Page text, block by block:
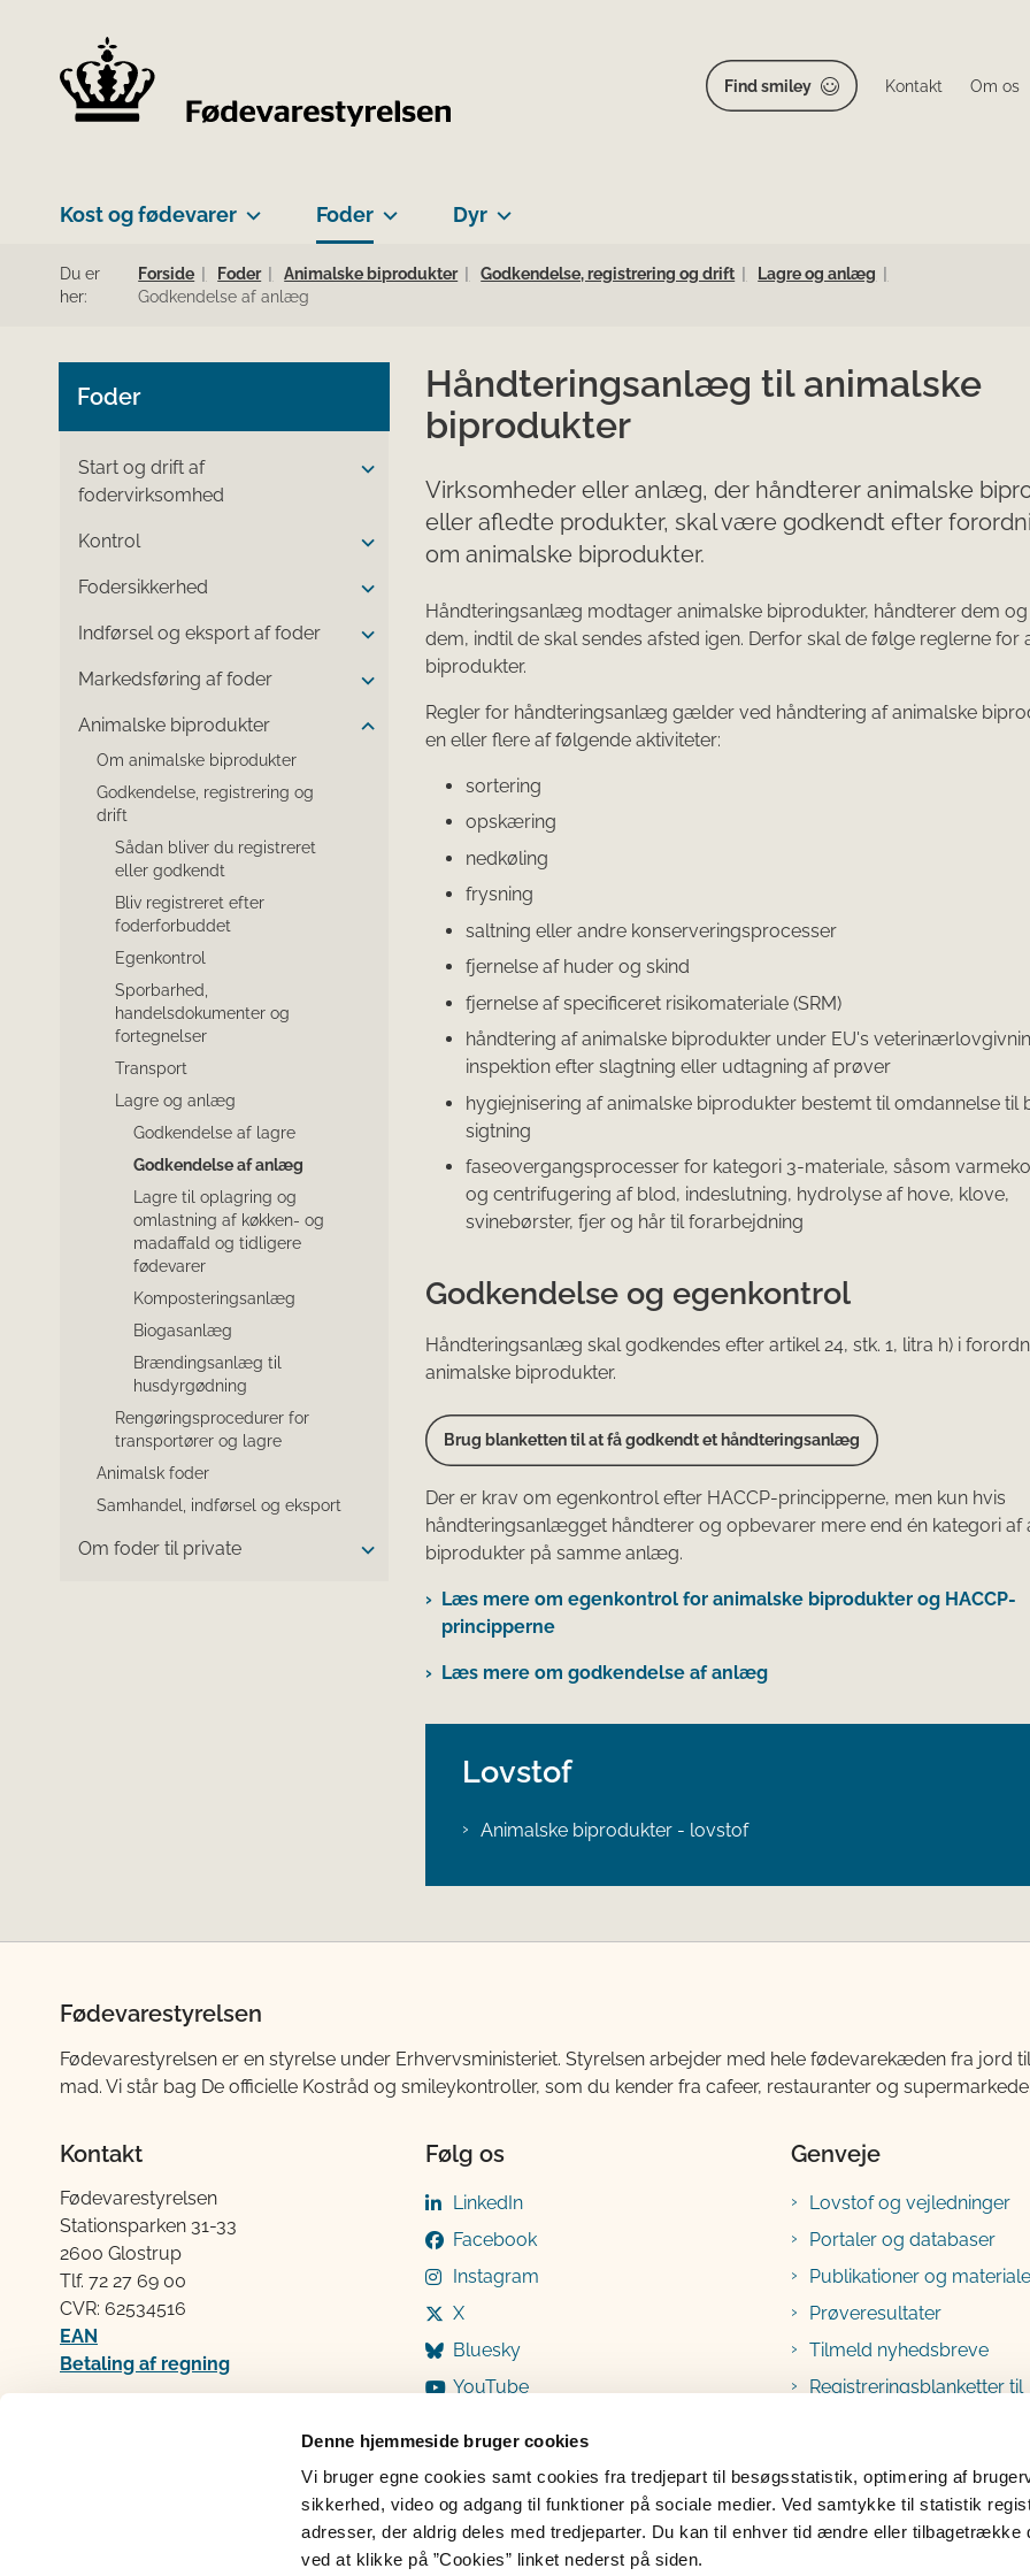
Denne hjemmeside bruger cookies
Vi bruger egne cookies samt cookies fra tredjepart til besøgsstatistik, optimering af
sikkerhed, video og adgang til funktioner på sociale medier. Ved samtykke til statistik
adresser, der aldrig deles med tredjeparter. Du kan til enhver tid ændre eller tilbagetrække
ved at klikke på ”Cookies” linket nederst på siden.
Find smiley Kontakt Om os
Kost og fødevarer Foder Dyr
Du er
her:
Forside Foder Animalske biprodukter Godkendelse, registrering og drift
Lagre og anlæg
Godkendelse af anlæg
Foder
Start og drift af
fodervirksomhed
Kontrol
Fodersikkerhed
Indførsel og eksport af foder
Markedsføring af foder
Animalske biprodukter
Om animalske biprodukter
Godkendelse, registrering og
drift
Sådan bliver du registreret
eller godkendt
Bliv registreret efter
foderforbuddet
Egenkontrol
Sporbarhed,
handelsdokumenter og
fortegnelser
Transport
Lagre og anlæg
Godkendelse af lagre
Godkendelse af anlæg
Lagre til oplagring og
omlastning af køkken- og
madaffald og tidligere
fødevarer
Komposteringsanlæg
Biogasanlæg
Brændingsanlæg til
husdyrgødning
Rengøringsprocedurer for
transportører og lagre
Animalsk foder
Samhandel, indførsel og eksport
Om foder til private
Håndteringsanlæg til animalske
biprodukter
Virksomheder eller anlæg, der håndterer animalske
eller afledte produkter, skal være godkendt efter
om animalske biprodukter.
Håndteringsanlæg modtager animalske biprodukter, håndterer dem
dem, indtil de skal sendes afsted igen. Derfor skal de følge reglerne for
biprodukter.
Regler for håndteringsanlæg gælder ved håndtering af animalske
en eller flere af følgende aktiviteter:
sortering
opskæring
nedkøling
frysning
saltning eller andre konserveringsprocesser
fjernelse af huder og skind
fjernelse af specificeret risikomateriale (SRM)
håndtering af animalske biprodukter under EU's
inspektion efter slagtning eller udtagning af prøver
hygiejnisering af animalske biprodukter bestemt til omdannelse til
sigtning
faseovergangsprocesser for kategori 3-materiale, såsom
og centrifugering af blod, indeslutning, hydrolyse af hove, klove,
svinebørster, fjer og hår til forarbejdning
Godkendelse og egenkontrol
Håndteringsanlæg skal godkendes efter artikel 24, stk. 1, litra h) i
animalske biprodukter.
Brug blanketten til at få godkendt et håndteringsanlæg
Der er krav om egenkontrol efter HACCP-principperne, men kun hvis
håndteringsanlægget håndterer og opbevarer mere end én kategori af
biprodukter på samme anlæg.
Læs mere om egenkontrol for animalske biprodukter og HACCP-
principperne
Læs mere om godkendelse af anlæg
Lovstof
Animalske biprodukter - lovstof
Fødevarestyrelsen
Fødevarestyrelsen er en styrelse under Erhvervsministeriet. Styrelsen arbejder med hele fødevarekæden fra jord
mad. Vi står bag De officielle Kostråd og smileykontroller, som du kender fra cafeer, restauranter og
Kontakt
Fødevarestyrelsen
Stationsparken 31-33
2600 Glostrup
Tlf. 72 2​​​7 69 00
CVR: 62534516
EAN
Betaling af regning
Følg os
LinkedIn
Facebook
Instagram
X
Bluesky
YouTube
Genveje
Lovstof og vejledninger
Portaler og databaser
Publikationer og
Prøveresultater
Tilmeld nyhedsbreve
Registreringsblanketter til